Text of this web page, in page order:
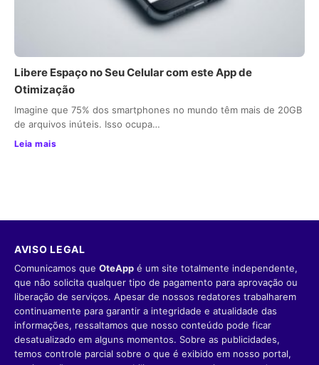
Libere Espaço no Seu Celular com este App de
Otimização
Imagine que 75% dos smartphones no mundo têm mais de 20GB
de arquivos inúteis. Isso ocupa…
Leia mais
AVISO LEGAL
Comunicamos que OteApp é um site totalmente independente,
que não solicita qualquer tipo de pagamento para aprovação ou
liberação de serviços. Apesar de nossos redatores trabalharem
continuamente para garantir a integridade e atualidade das
informações, ressaltamos que nosso conteúdo pode ficar
desatualizado em alguns momentos. Sobre as publicidades,
temos controle parcial sobre o que é exibido em nosso portal,